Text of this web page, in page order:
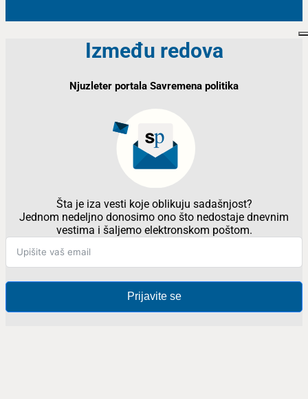
Između redova
Njuzleter portala Savremena politika
Šta je iza vesti koje oblikuju sadašnjost?
Jednom nedeljno donosimo ono što nedostaje dnevnim
vestima i šaljemo elektronskom poštom.
Prijavite se